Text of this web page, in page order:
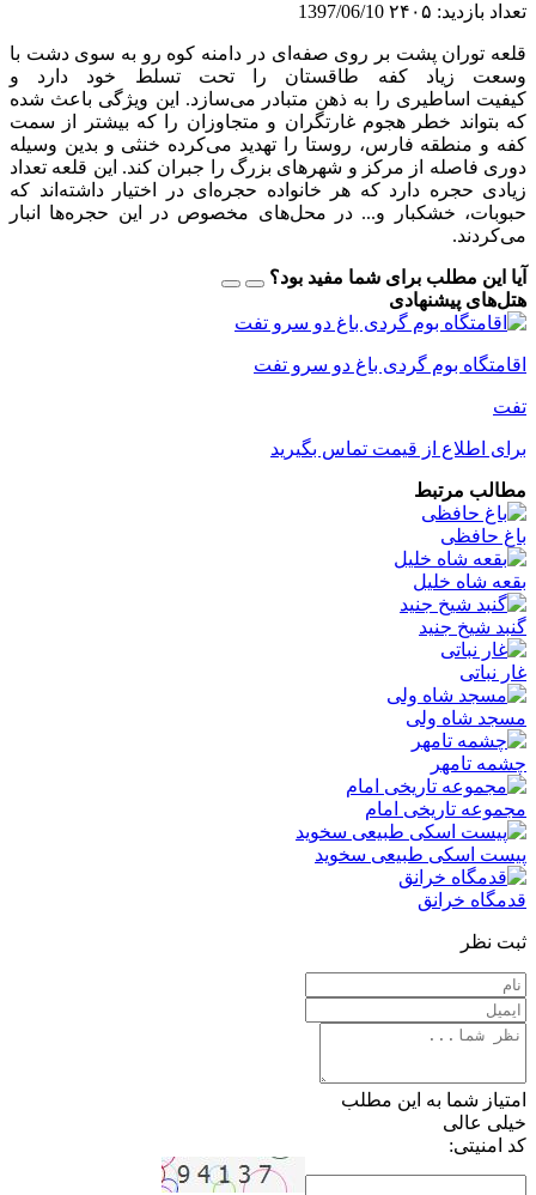
تعداد بازدید: ۲۴۰۵ 1397/06/10
قلعه توران پشت بر روى صفه‌اى در دامنه کوه رو به سوى دشت با
وسعت زیاد کفه طاقستان را تحت تسلط خود دارد و
کیفیت اساطیرى را به ذهن متبادر مى‌سازد. این ویژگى باعث شده
که بتواند خطر هجوم غارتگران و متجاوزان را که بیشتر از سمت
کفه و منطقه فارس، روستا را تهدید مى‌کرده خنثى و بدین وسیله
دورى فاصله از مرکز و شهرهاى بزرگ را جبران کند. این قلعه تعداد
زیادی حجره دارد که هر خانواده حجره‌ای در اختیار داشته‌اند که
حبوبات، خشکبار و... در محل‌های مخصوص در این حجره‌ها انبار
می‌کردند.
آیا این مطلب برای شما مفید بود؟
هتل‌های پیشنهادی
اقامتگاه بوم گردی باغ دو سرو تفت
تفت
برای اطلاع از قیمت تماس بگیرید
مطالب مرتبط
باغ حافظی
بقعه شاه خلیل
گنبد شیخ جنید
غار نباتی
مسجد شاه ولی
چشمه تامهر
مجموعه تاریخی امام
پیست اسکی طبیعی سخوید
قدمگاه خرانق
ثبت نظر
امتیاز شما به این مطلب
خیلی عالی
کد امنیتی: